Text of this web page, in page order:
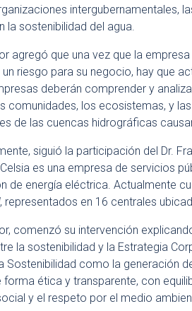
intergubernamentales,
la sostenibilidad del agua.
agregó que una vez que la
un riesgo para su negocio, hay que
deberán comprender y
comunidades, los ecosistemas, y
de las cuencas hidrográficas
siguió la participación del Dr.
Celsia es una empresa de servicios
de energía eléctrica. Actualmente
representados en 16 centrales
comenzó su intervención
la sostenibilidad y la Estrategia
Sostenibilidad como la generación
forma ética y transparente, con
y el respeto por el medio